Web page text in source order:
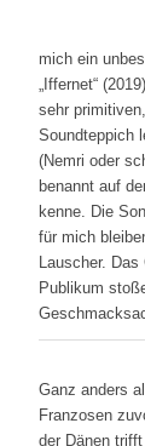
mich ein
„Iffernet“
sehr
Soundteppich
(Nemri oder
benannt auf
kenne. Die
für mich
Lauscher.
Publikum
Ganz anders
Franzosen
der Dänen